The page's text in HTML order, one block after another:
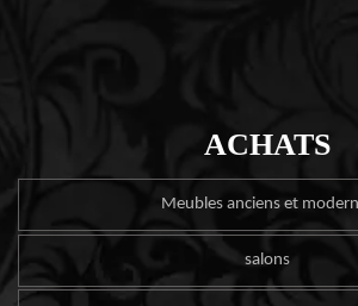
ACHATS
Meubles anciens et
salons